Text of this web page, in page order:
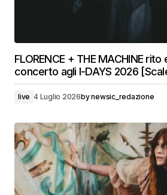
FLORENCE + THE MACHINE
concerto agli I-DAYS 2026
live 4 Luglio 2026bynewsic_redazione